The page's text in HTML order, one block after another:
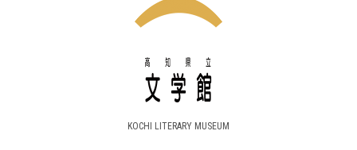
KOCHI LITERARY MUSEUM